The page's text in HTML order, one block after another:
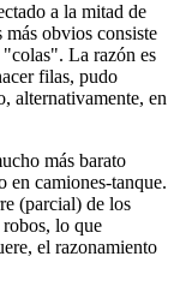
a la mitad de
más obvios consiste
"colas". La razón es
filas, pudo
alternativamente, en
más barato
en camiones-tanque.
(parcial) de los
lo que
el razonamiento